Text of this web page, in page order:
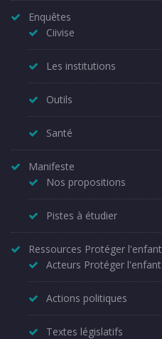
Enquêtes
Ciivise
Les institutions
Outils
Santé
Manifeste
Nos propositions
Pistes à étudier
Ressources Protéger l'enfant
Acteurs Protéger l'enfant
Actions politiques
Textes législatifs